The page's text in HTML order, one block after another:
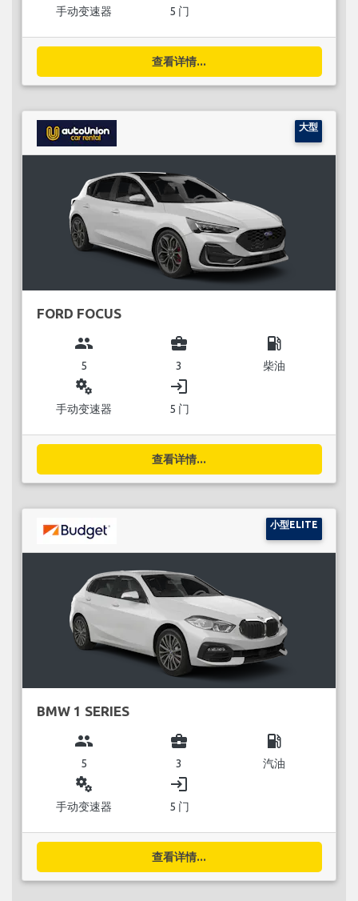
手动变速器 5 门
查看详情...
大型
FORD FOCUS
group
5
business_center
3
local_gas_station
柴油
miscellaneous_services
手动变速器
login
5 门
查看详情...
小型ELITE
BMW 1 SERIES
group
5
business_center
3
local_gas_station
汽油
miscellaneous_services
手动变速器
login
5 门
查看详情...